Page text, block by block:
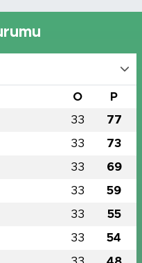
O P
33 77
33 73
33 69
33 59
33 55
33 54